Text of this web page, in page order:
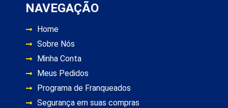
NAVEGAÇÃO
Home
Sobre Nós
Minha Conta
Meus Pedidos
Programa de Franqueados
Segurança em suas compras